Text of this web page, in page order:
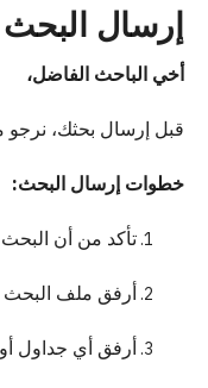
إرسال البحث
أخي الباحث الفاضل،
قبل إرسال بحثك، نرجو
خطوات إرسال البحث:
تأكد من أن البحث
أرفق ملف البحث
أرفق أي جداول